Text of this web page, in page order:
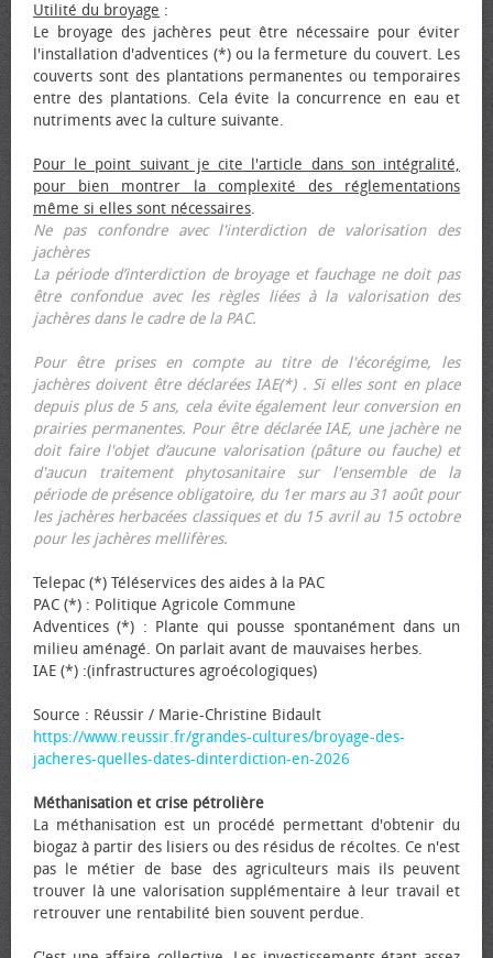
Utilité du broyage :
Le broyage des jachères peut être nécessaire pour éviter
l'installation d'adventices (*) ou la fermeture du couvert. Les
couverts sont des plantations permanentes ou temporaires
entre des plantations. Cela évite la concurrence en eau et
nutriments avec la culture suivante.
Pour le point suivant je cite l'article dans son intégralité,
pour bien montrer la complexité des réglementations
même si elles sont nécessaires.
Ne pas confondre avec l'interdiction de valorisation des
jachères
La période d’interdiction de broyage et fauchage ne doit pas
être confondue avec les règles liées à la valorisation des
jachères dans le cadre de la PAC.
Pour être prises en compte au titre de l'écorégime, les
jachères doivent être déclarées IAE(*) . Si elles sont en place
depuis plus de 5 ans, cela évite également leur conversion en
prairies permanentes. Pour être déclarée IAE, une jachère ne
doit faire l'objet d’aucune valorisation (pâture ou fauche) et
d'aucun traitement phytosanitaire sur l'ensemble de la
période de présence obligatoire, du 1er mars au 31 août pour
les jachères herbacées classiques et du 15 avril au 15 octobre
pour les jachères mellifères.
Telepac (*) Téléservices des aides à la PAC
PAC (*) : Politique Agricole Commune
Adventices (*) : Plante qui pousse spontanément dans un
milieu aménagé. On parlait avant de mauvaises herbes.
IAE (*) :(infrastructures agroécologiques)
Source : Réussir / Marie-Christine Bidault
https://www.reussir.fr/grandes-cultures/broyage-des-
jacheres-quelles-dates-dinterdiction-en-2026
Méthanisation et crise pétrolière
La méthanisation est un procédé permettant d'obtenir du
biogaz à partir des lisiers ou des résidus de récoltes. Ce n'est
pas le métier de base des agriculteurs mais ils peuvent
trouver là une valorisation supplémentaire à leur travail et
retrouver une rentabilité bien souvent perdue.